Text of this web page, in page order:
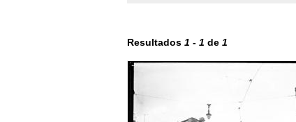
Resultados 1 - 1 de 1